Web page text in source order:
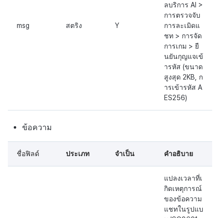
msg สตริง Y
ลบริการ AI >
การตรวจจับ
การละเมิดแ
ชท > การจัด
การเกม > ยื
นยันกุญแจเข้
ารหัส (ขนาด
สูงสุด 2KB, ก
ารเข้ารหัส A
ES256)
ข้อความ
ชื่อฟิลด์ ประเภท จำเป็น คำอธิบาย
แปลงเวลาที่เ
กิดเหตุการณ์
ของข้อความ
แชทในรูปแบ